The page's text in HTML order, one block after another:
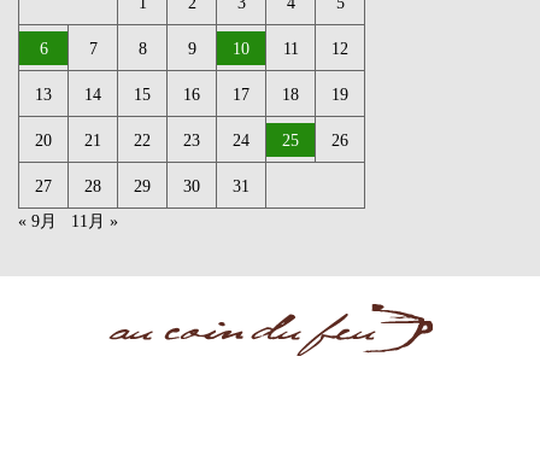
6 7 8 9 10 11 12
13 14 15 16 17 18 19
20 21 22 23 24 25 26
27 28 29 30
31
« 9月
11月 »